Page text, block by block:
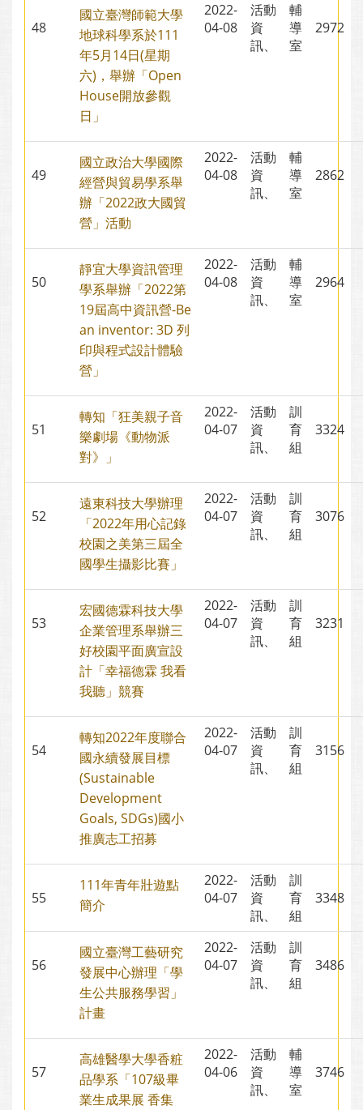
48
國立臺灣師範大學
地球科學系於111
年5月14日(星期
六)，舉辦「Open
House開放參觀
日」
2022-
04-08
活動
資
訊、
輔
導
室
2972
49
國立政治大學國際
經營與貿易學系舉
辦「2022政大國貿
營」活動
2022-
04-08
活動
資
訊、
輔
導
室
2862
50
靜宜大學資訊管理
學系舉辦「2022第
19屆高中資訊營-Be
an inventor: 3D 列
印與程式設計體驗
營」
2022-
04-08
活動
資
訊、
輔
導
室
2964
51
轉知「狂美親子音
樂劇場《動物派
對》」
2022-
04-07
活動
資
訊、
訓
育
組
3324
52
遠東科技大學辦理
「2022年用心記錄
校園之美第三屆全
國學生攝影比賽」
2022-
04-07
活動
資
訊、
訓
育
組
3076
53
宏國德霖科技大學
企業管理系舉辦三
好校園平面廣宣設
計「幸福德霖 我看
我聽」競賽
2022-
04-07
活動
資
訊、
訓
育
組
3231
54
轉知2022年度聯合
國永續發展目標
(Sustainable
Development
Goals, SDGs)國小
推廣志工招募
2022-
04-07
活動
資
訊、
訓
育
組
3156
55
111年青年壯遊點
簡介
2022-
04-07
活動
資
訊、
訓
育
組
3348
56
國立臺灣工藝研究
發展中心辦理「學
生公共服務學習」
計畫
2022-
04-07
活動
資
訊、
訓
育
組
3486
57
高雄醫學大學香粧
品學系「107級畢
業生成果展 香集
2022-
04-06
活動
資
訊、
輔
導
室
3746